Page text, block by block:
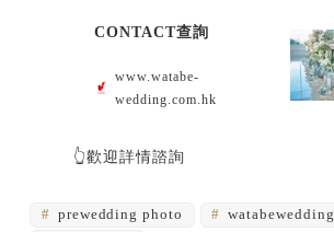
CONTACT查詢
www.watabe-
wedding.com.hk
👆歡迎詳情諮詢
prewedding photo
watabewedding